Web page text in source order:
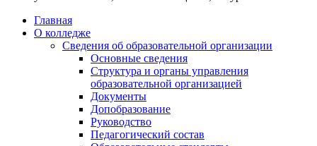
Главная
О колледже
Сведения об образовательной организации
Основные сведения
Структура и органы управления
образовательной организацией
Документы
Допобразование
Руководство
Педагогический состав